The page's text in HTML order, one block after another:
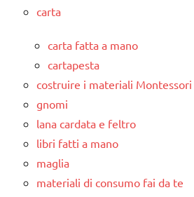
carta
carta fatta a mano
cartapesta
costruire i materiali Montessori
gnomi
lana cardata e feltro
libri fatti a mano
maglia
materiali di consumo fai da te